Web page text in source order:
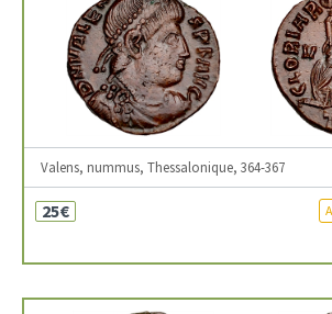
Valens, nummus, Thessalonique, 364-367
25€